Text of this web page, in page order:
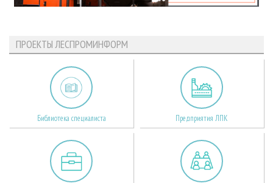
ПРОЕКТЫ ЛЕСПРОМИНФОРМ
Библиотека специалиста Предприятия ЛПК